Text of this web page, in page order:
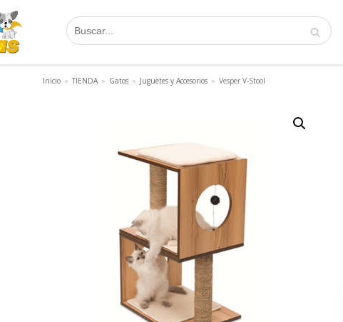
Inicio » TIENDA » Gatos » Juguetes y Accesorios » Vesper V-Stool